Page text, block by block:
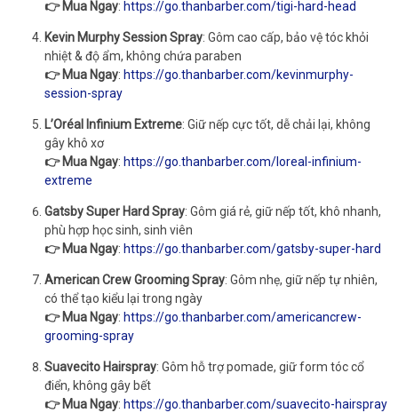
👉 Mua Ngay: https://go.thanbarber.com/tigi-hard-head
Kevin Murphy Session Spray: Gôm cao cấp, bảo vệ tóc khỏi
nhiệt & độ ẩm, không chứa paraben
👉 Mua Ngay: https://go.thanbarber.com/kevinmurphy-
session-spray
L’Oréal Infinium Extreme: Giữ nếp cực tốt, dễ chải lại, không
gây khô xơ
👉 Mua Ngay: https://go.thanbarber.com/loreal-infinium-
extreme
Gatsby Super Hard Spray: Gôm giá rẻ, giữ nếp tốt, khô nhanh,
phù hợp học sinh, sinh viên
👉 Mua Ngay: https://go.thanbarber.com/gatsby-super-hard
American Crew Grooming Spray: Gôm nhẹ, giữ nếp tự nhiên,
có thể tạo kiểu lại trong ngày
👉 Mua Ngay: https://go.thanbarber.com/americancrew-
grooming-spray
Suavecito Hairspray: Gôm hỗ trợ pomade, giữ form tóc cổ
điển, không gây bết
👉 Mua Ngay: https://go.thanbarber.com/suavecito-hairspray